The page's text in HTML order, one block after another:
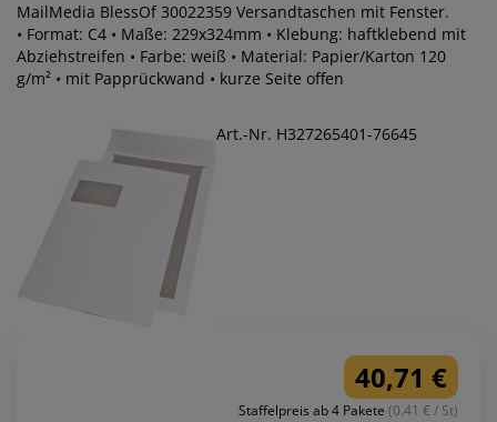
MailMedia BlessOf 30022359 Versandtaschen mit Fenster.
• Format: C4 • Maße: 229x324mm • Klebung: haftklebend mit
Abziehstreifen • Farbe: weiß • Material: Papier/Karton 120
g/m² • mit Papprückwand • kurze Seite offen
Art.-Nr. H327265401-76645
40,71 €
Staffelpreis ab 4 Pakete (0.41 € / St)